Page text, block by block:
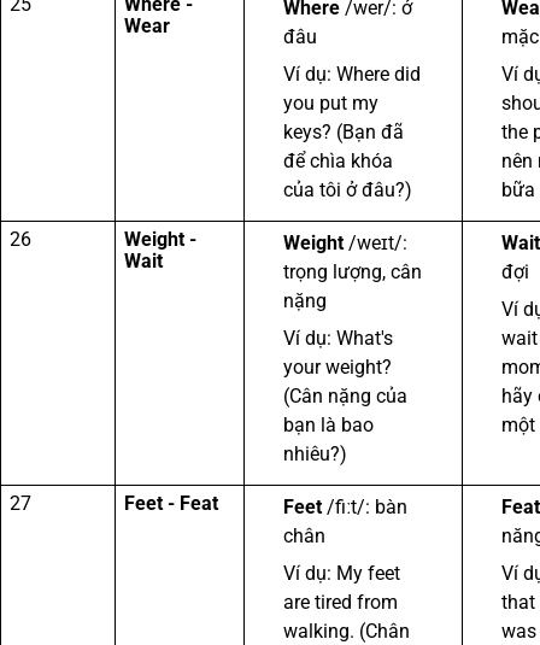
Wear
Where/wer/: ở
đâu
Ví dụ: Where did
you put my
keys? (Bạn đã
để chìa khóa
của tôi ở đâu?)
mặc
Ví
the
nên
bữa
26
Weight -
Wait
Weight/weɪt/:
trọng lượng, cân
nặng
Ví dụ: What's
your weight?
(Cân nặng của
bạn là bao
nhiêu?)
Wait
đợi
Ví
wait
hãy
một
27 Feet - Feat Feet/fiːt/: bàn
chân
Ví dụ: My feet
are tired from
walking. (Chân
Feat
Ví
that
was